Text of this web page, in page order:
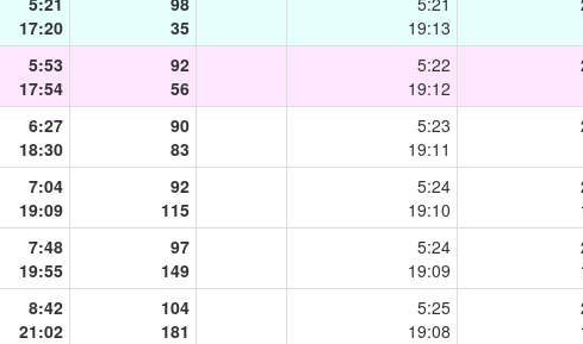
17:20
35
19:13
5:53
17:54
92
56
5:22
19:12
6:27
18:30
90
83
5:23
19:11
7:04
19:09
92
115
5:24
19:10
7:48
19:55
97
149
5:24
19:09
8:42
21:02
104
181
5:25
19:08